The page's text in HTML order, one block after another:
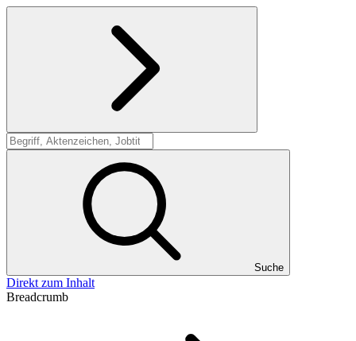
Suche
Suche
Direkt zum Inhalt
Breadcrumb